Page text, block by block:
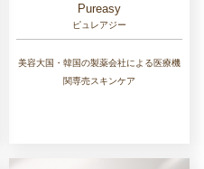
Pureasy
ピュレアジー
美容大国・韓国の製薬会社による医療機
関専売スキンケア